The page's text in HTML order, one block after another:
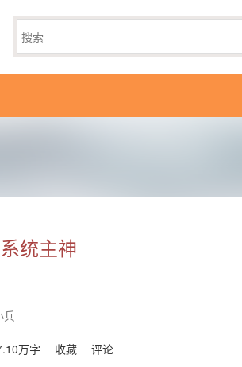
统主神
兵
万字 收藏 评论